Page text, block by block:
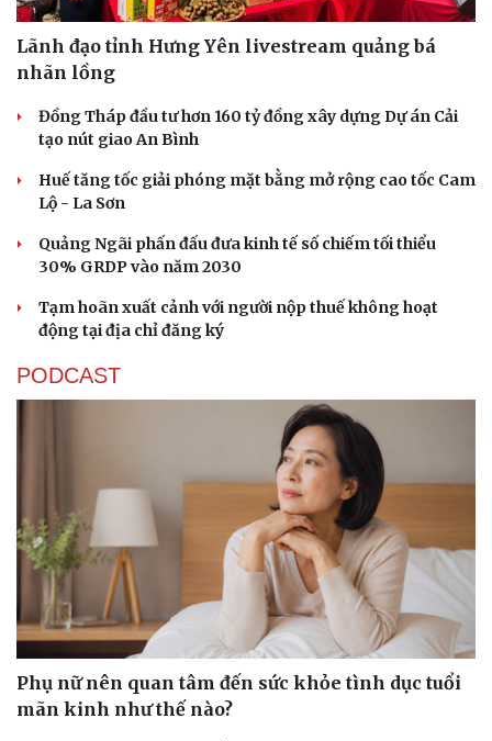
Cải chính
Lãnh đạo tỉnh Hưng Yên livestream quảng bá
nhãn lồng
Đồng Tháp đầu tư hơn 160 tỷ đồng xây dựng Dự án Cải
tạo nút giao An Bình
Huế tăng tốc giải phóng mặt bằng mở rộng cao tốc Cam
Lộ - La Sơn
Quảng Ngãi phấn đấu đưa kinh tế số chiếm tối thiểu
30% GRDP vào năm 2030
Tạm hoãn xuất cảnh với người nộp thuế không hoạt
động tại địa chỉ đăng ký
PODCAST
Phụ nữ nên quan tâm đến sức khỏe tình dục tuổi
mãn kinh như thế nào?